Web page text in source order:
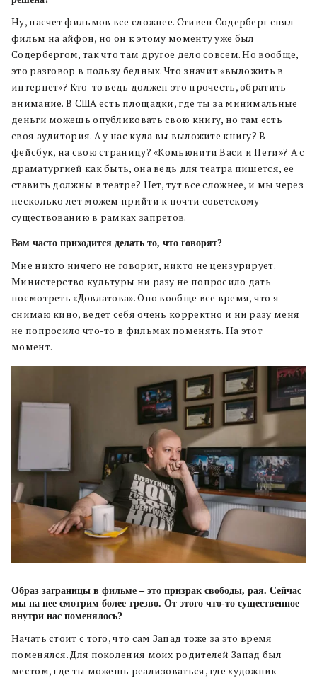
Ну, насчет фильмов все сложнее. Стивен Содерберг снял
фильм на айфон, но он к этому моменту уже был
Содербергом, так что там другое дело совсем. Но вообще,
это разговор в пользу бедных. Что значит «выложить в
интернет»? Кто-то ведь должен это прочесть, обратить
внимание. В США есть площадки, где ты за минимальные
деньги можешь опубликовать свою книгу, но там есть
своя аудитория. А у нас куда вы выложите книгу? В
фейсбук, на свою страницу? «Комьюнити Васи и Пети»? А с
драматургией как быть, она ведь для театра пишется, ее
ставить должны в театре? Нет, тут все сложнее, и мы через
несколько лет можем прийти к почти советскому
существованию в рамках запретов.
Вам часто приходится делать то, что говорят?
Мне никто ничего не говорит, никто не цензурирует.
Министерство культуры ни разу не попросило дать
посмотреть «Довлатова». Оно вообще все время, что я
снимаю кино, ведет себя очень корректно и ни разу меня
не попросило что-то в фильмах поменять. На этот
момент.
Образ заграницы в фильме – это призрак свободы, рая. Сейчас
мы на нее смотрим более трезво. От этого что-то существенное
внутри нас поменялось?
Начать стоит с того, что сам Запад тоже за это время
поменялся. Для поколения моих родителей Запад был
местом, где ты можешь реализоваться, где художник